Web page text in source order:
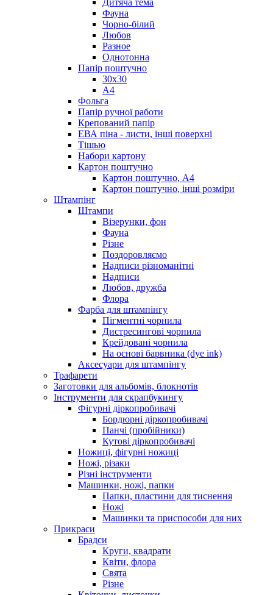
Фауна
Чорно-білий
Любов
Разное
Однотонна
Папір поштучно
30х30
А4
Фольга
Папір ручної работи
Крепований папір
ЕВА піна - листи, інші поверхні
Тішью
Набори картону
Картон поштучно
Картон поштучно, А4
Картон поштучно, інші розміри
Штампінг
Штампи
Візерунки, фон
Фауна
Різне
Поздоровляємо
Надписи різноманітні
Надписи
Любов, дружба
Флора
Фарба для штампінгу
Пігментні чорнила
Дистресингові чорнила
Крейдовані чорнила
На основі барвника (dye ink)
Аксесуари для штампінгу
Трафарети
Заготовки для альбомів, блокнотів
Інструменти для скрапбукингу
Фігурні діркопробивачі
Бордюрні діркопробивачі
Панчі (пробійники)
Кутові діркопробивачі
Ножиці, фігурні ножиці
Ножі, різаки
Різні інструменти
Машинки, ножі, папки
Папки, пластини для тиснення
Ножі
Машинки та приспособи для них
Прикраси
Брадси
Круги, квадрати
Квіти, флора
Свята
Різне